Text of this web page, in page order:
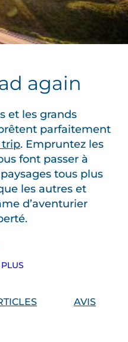
again
et les grands
parfaitement
trip. Empruntez les
font passer à
tous plus
les autres et
d’aventurier
AVIS